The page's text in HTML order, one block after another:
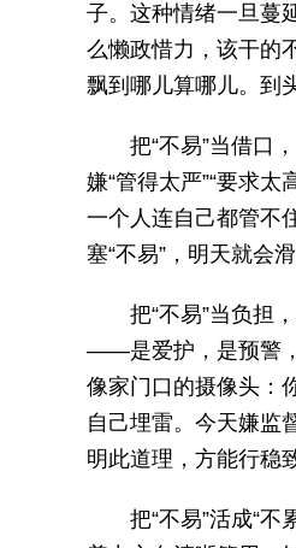
子。这种情绪一旦蔓
么懒政惜力，该干的
飘到哪儿算哪儿。到
把“不易”当借口
嫌“管得太严”“要求
一个人连自己都管不
塞“不易”，明天就会
把“不易”当负担
——是爱护，是预警，
像家门口的摄像头：
自己埋雷。今天嫌监
明此道理，方能行稳
把“不易”活成“